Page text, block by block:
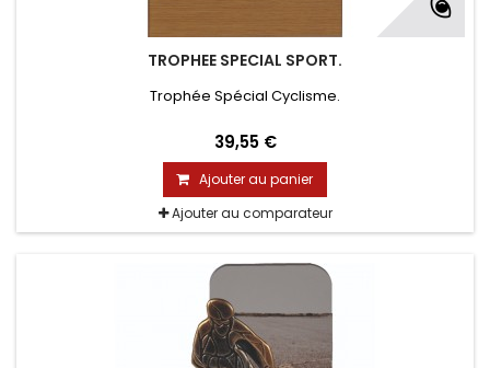
TROPHEE SPECIAL SPORT.
Trophée Spécial Cyclisme.
39,55 €
Ajouter au panier
Ajouter au comparateur